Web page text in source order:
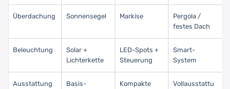
Überdachung Sonnensegel Markise
Pergola /
festes Dach
Beleuchtung
Solar +
Lichterkette
LED-Spots +
Steuerung
Smart-
System
Ausstattung
Basis-
Kompakte
Vollausstattu